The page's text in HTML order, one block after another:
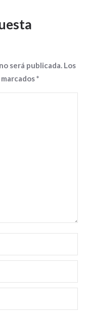
será publicada. Los
*